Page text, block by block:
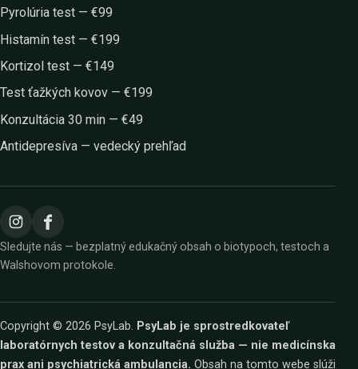
Pyrolúria test — €99
Histamín test — €199
Kortizol test — €149
Test ťažkých kovov — €199
Konzultácia 30 min — €49
Antidepresíva — vedecký prehľad
Sledujte nás — bezplatný edukačný obsah o biotypoch, testoch a
Walshovom protokole.
Copyright © 2026 PsyLab. PsyLab je sprostredkovateľ
laboratórnych testov a konzultačná služba — nie medicínska
prax ani psychiatrická ambulancia. Obsah na tomto webe slúži